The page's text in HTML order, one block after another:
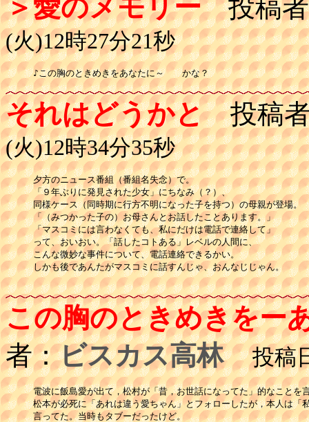
＞愛のメモリー投稿者
(火)12時27分21秒
♪この胸のときめきをあなたに～　　かな？
それはどうかと投稿
(火)12時34分35秒
夕方のニュース番組（番組名失念）で。
「９年ぶりに発見された少女」にちなみ（？）、
同様ケース（同時期に行方不明になった子を持つ）の母親が登場。
「（みつかった子の）お母さんとお話したことあります。」
「マスコミには言わなくても、私にだけは電話で連絡して」
って、おいおい。「話したコトある」レベルの人間に、
こんな微妙な事件について、電話連絡できるかい。
しかも後であんたがマスコミに話すんじゃ、おんなじじゃん。
この胸のときめきをー
者：ビスカス高林 投稿日
電波に飯島愛が出て，松村が「昔，お世話になってた」的なことを
松本が必死に「あれは違う愛ちゃん」とフォローしたが，本人は「
言ってた。当時もタブーだったけど。